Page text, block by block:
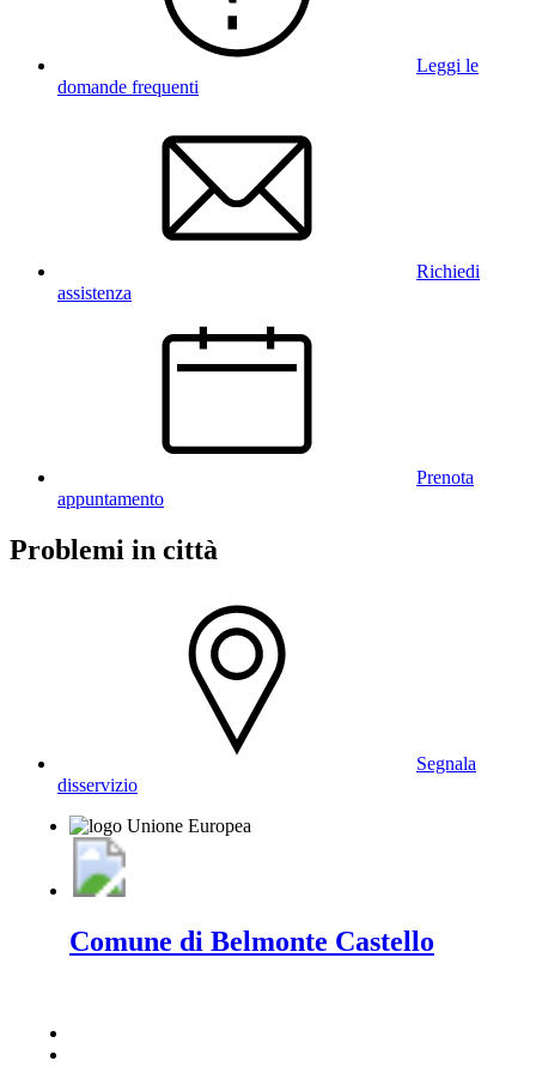
Leggi le
domande frequenti
Richiedi
assistenza
Prenota
appuntamento
Problemi in città
Segnala
disservizio
Comune di Belmonte Castello